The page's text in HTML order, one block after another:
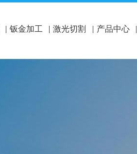
钣金加工 激光切割 产品中心